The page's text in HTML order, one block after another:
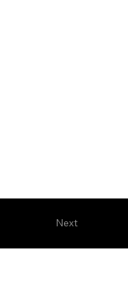
Next